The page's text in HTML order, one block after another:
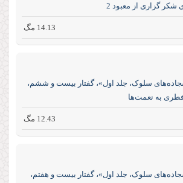
شکر گزاری از معبود 2
14.13 مگ
سلوک، جلد اول»، گفتار بیست و ششم،
به نعمت‌ها
12.43 مگ
سلوک، جلد اول»، گفتار بیست و هفتم،